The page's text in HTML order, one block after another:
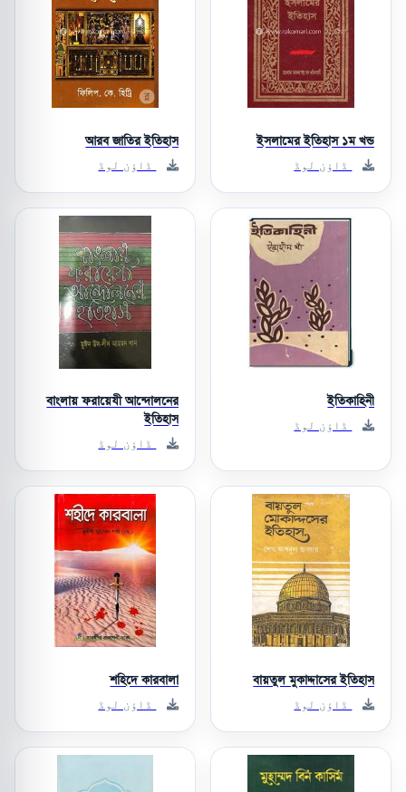
ইসলামের ইতিহাস ১ম খন্ড
ڈاؤن لوڈ
আরব জাতির ইতিহাস
ڈاؤن لوڈ
ইতিকাহিনী
ڈاؤن لوڈ
বাংলায় ফরায়েযী আন্দোলনের
ইতিহাস
ڈاؤن لوڈ
বায়তুল মুকাদ্দাসের ইতিহাস
ڈاؤن لوڈ
শহিদে কারবালা
ڈاؤن لوڈ